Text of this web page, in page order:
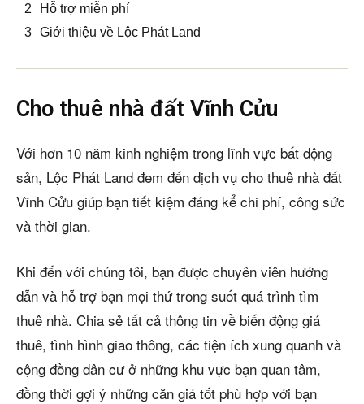
5/5(1 Review)
Hỗ trợ miễn phí
Giới thiệu về Lộc Phát Land
Cho thuê nhà đất Vĩnh Cửu
Với hơn 10 năm kinh nghiệm trong lĩnh vực bất động
sản, Lộc Phát Land đem đến dịch vụ cho thuê nhà đất
Vĩnh Cửu giúp bạn tiết kiệm đáng kể chi phí, công sức
và thời gian.
Khi đến với chúng tôi, bạn được chuyên viên hướng
dẫn và hỗ trợ bạn mọi thứ trong suốt quá trình tìm
thuê nhà. Chia sẻ tất cả thông tin về biến động giá
thuê, tình hình giao thông, các tiện ích xung quanh và
cộng đồng dân cư ở những khu vực bạn quan tâm,
đồng thời gợi ý những căn giá tốt phù hợp với bạn